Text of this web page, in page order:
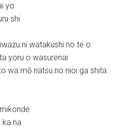
yo
shi
ni watakushi no te o
yoru o wasurenai
wa mō natsu no nioi ga shita
ka na